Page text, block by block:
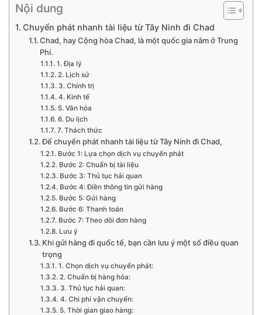
Nội dung
Chuyển phát nhanh tài liệu từ Tây Ninh đi Chad
Chad, hay Cộng hòa Chad, là một quốc gia nằm ở Trung
Phi.
1. Địa lý
2. Lịch sử
3. Chính trị
4. Kinh tế
5. Văn hóa
6. Du lịch
7. Thách thức
Để chuyển phát nhanh tài liệu từ Tây Ninh đi Chad,
Bước 1: Lựa chọn dịch vụ chuyển phát
Bước 2: Chuẩn bị tài liệu
Bước 3: Thủ tục hải quan
Bước 4: Điền thông tin gửi hàng
Bước 5: Gửi hàng
Bước 6: Thanh toán
Bước 7: Theo dõi đơn hàng
Lưu ý
Khi gửi hàng đi quốc tế, bạn cần lưu ý một số điều quan
trọng
1. Chọn dịch vụ chuyển phát:
2. Chuẩn bị hàng hóa:
3. Thủ tục hải quan:
4. Chi phí vận chuyển:
5. Thời gian giao hàng: